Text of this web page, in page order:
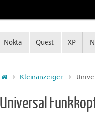
Nokta Quest XP
Startseite
Kleinanzeigen
Universal